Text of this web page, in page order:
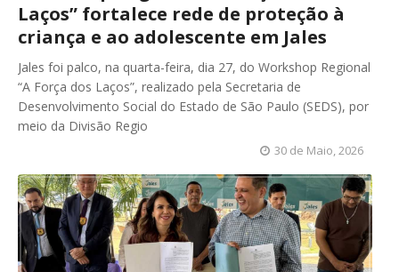
Laços” fortalece rede de proteção à
criança e ao adolescente em Jales
Jales foi palco, na quarta-feira, dia 27, do Workshop Regional
“A Força dos Laços”, realizado pela Secretaria de
Desenvolvimento Social do Estado de São Paulo (SEDS), por
meio da Divisão Regio
30 de Maio, 2026